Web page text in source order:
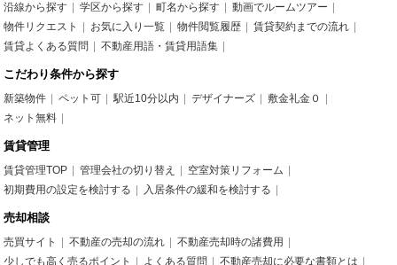
沿線から探す 学区から探す 町名から探す
動画でルームツアー
物件リクエスト
お気に入り一覧 物件閲覧履歴
賃貸契約までの流れ
賃貸よくある質問
不動産用語・賃貸用語集
こだわり条件から探す
新築物件 ペット可 駅近10分以内 デザイナーズ
敷金礼金０
ネット無料
賃貸管理
賃貸管理TOP 管理会社の切り替え
空室対策リフォーム
初期費用の設定を検討する
入居条件の緩和を検討する
売却相談
売買サイト 不動産の売却の流れ
不動産売却時の諸費用
少しでも高く売るポイント
よくある質問 不動産売却に必要な書類とは